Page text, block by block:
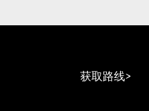
获取路线